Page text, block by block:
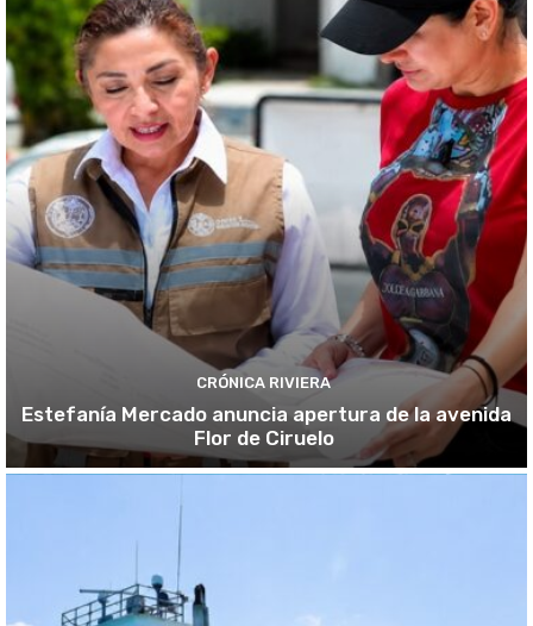
CRÓNICA RIVIERA
Estefanía Mercado anuncia apertura de la avenida
Flor de Ciruelo